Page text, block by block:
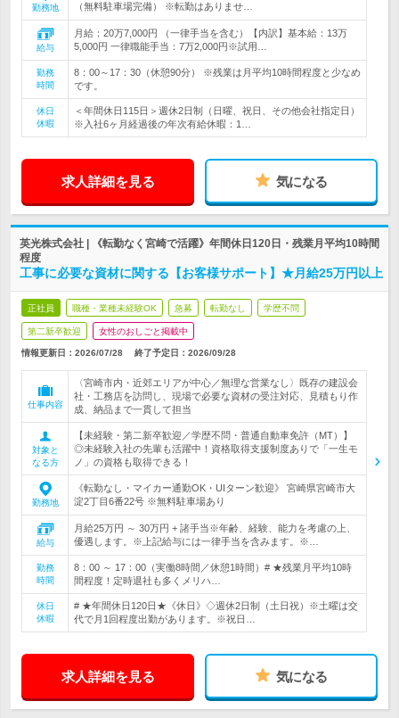
勤務地 （無料駐車場完備） ※転勤はありませ…
給与
月給：20万7,000円 （一律手当を含む）【内訳】基本給：13万
5,000円 一律職能手当：7万2,000円※試用…
勤務
時間
8：00～17：30（休憩90分） ※残業は月平均10時間程度と少なめ
です。
休日
休暇
＜年間休日115日＞週休2日制（日曜、祝日、その他会社指定日）
※入社6ヶ月経過後の年次有給休暇：1…
求人詳細を見る 気になる
英光株式会社 | 《転勤なく宮崎で活躍》年間休日120日・残業月平均10時間
程度
工事に必要な資材に関する【お客様サポート】★月給25万円以上
正社員 職種・業種未経験OK 急募 転勤なし 学歴不問
第二新卒歓迎 女性のおしごと掲載中
情報更新日：2026/07/28 終了予定日： 2026/09/28
仕事内容
〈宮崎市内・近郊エリアが中心／無理な営業なし〉既存の建設会
社・工務店を訪問し、現場で必要な資材の受注対応、見積もり作
成、納品まで一貫して担当
対象と
なる方
【未経験・第二新卒歓迎／学歴不問・普通自動車免許（MT）】
◎未経験入社の先輩も活躍中！資格取得支援制度ありで「一生モ
ノ」の資格も取得できる！
勤務地
《転勤なし・マイカー通勤OK・UIターン歓迎》 宮崎県宮崎市大
淀2丁目6番22号 ※無料駐車場あり
給与
月給25万円 ～ 30万円 + 諸手当※年齢、経験、能力を考慮の上、
優遇します。※上記給与には一律手当を含みます。※…
勤務
時間
8：00 ～ 17：00（実働8時間／休憩1時間）# ★残業月平均10時
間程度！定時退社も多くメリハ…
休日
休暇
# ★年間休日120日★《休日》◇週休2日制（土日祝）※土曜は交
代で月1回程度出勤があります。※祝日…
求人詳細を見る 気になる